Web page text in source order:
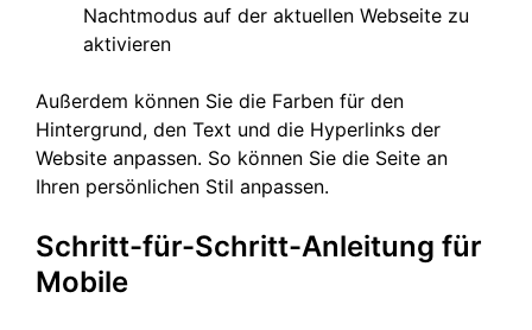
Nachtmodus auf der aktuellen Webseite zu
aktivieren
Außerdem können Sie die Farben für den
Hintergrund, den Text und die Hyperlinks der
Website anpassen. So können Sie die Seite an
Ihren persönlichen Stil anpassen.
Schritt-für-Schritt-Anleitung für
Mobile